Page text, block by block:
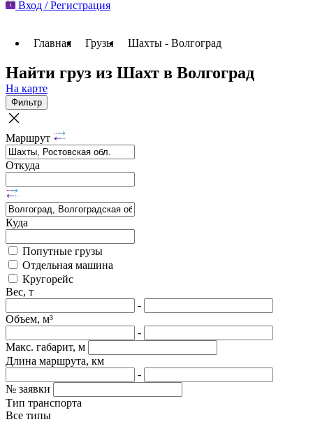
Вход / Регистрация
Главная Грузы Шахты - Волгоград
Найти груз из Шахт в Волгоград
На карте
Фильтр
Маршрут
Откуда
Куда
Попутные грузы
Отдельная машина
Кругорейс
Вес, т
-
Объем, м³
-
Макс. габарит, м
Длина маршрута, км
-
№ заявки
Тип транспорта
Все типы